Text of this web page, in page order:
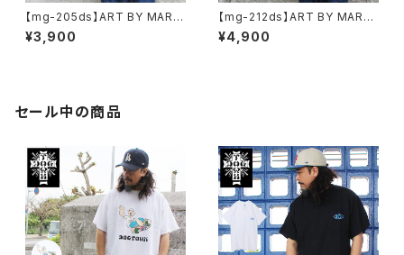
【mg-205ds】ART BY MARK
GONZALE ( What it isNt ワッ
トイットイズント) アートバイ マ
¥3,900
【mg-212ds】ART BY MARK
GONZALE ( What it isNt ワッ
トイットイズント) アートバイ マ
¥4,900
セール中の商品